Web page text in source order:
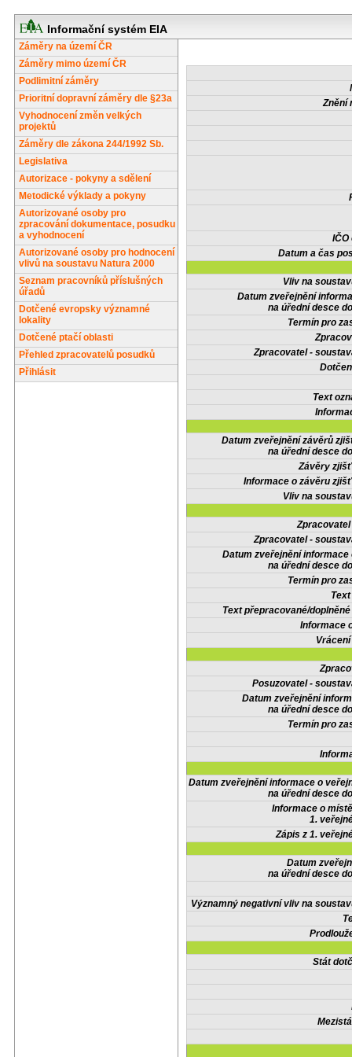
Informační systém EIA
Záměry na území ČR
Záměry mimo území ČR
Podlimitní záměry
Prioritní dopravní záměry dle §23a
Vyhodnocení změn velkých
projektů
Záměry dle zákona 244/1992 Sb.
Legislativa
Autorizace - pokyny a sdělení
Metodické výklady a pokyny
Autorizované osoby pro
zpracování dokumentace, posudku
a vyhodnocení
Autorizované osoby pro hodnocení
vlivů na soustavu Natura 2000
Seznam pracovníků příslušných
úřadů
Dotčené evropsky významné
lokality
Dotčené ptačí oblasti
Přehled zpracovatelů posudků
Přihlásit
Znění
IČO
Datum a čas
Vliv na
Datum zveřejnění
na úřední desce
Termín pro
Zpracovatel -
Text
Datum zveřejnění závěrů
na úřední desce
Závěry
Informace o závěru
Vliv na
Zpracovatel -
Datum zveřejnění informace
na úřední desce
Termín pro
Text přepracované/
Informace
Posuzovatel -
Datum zveřejnění
na úřední desce
Termín pro
Datum zveřejnění informace o
na úřední desce
Informace o
1.
Zápis z 1.
Datum
na úřední desce
Významný negativní vliv na
Stát